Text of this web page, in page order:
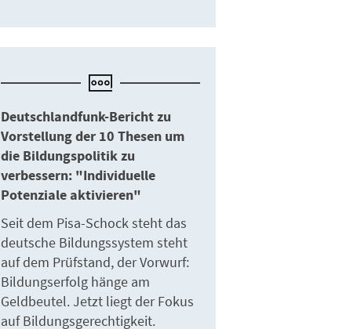
Deutschlandfunk-Bericht zu
Vorstellung der 10 Thesen um
die Bildungspolitik zu
verbessern: "Individuelle
Potenziale aktivieren"
Seit dem Pisa-Schock steht das
deutsche Bildungssystem steht
auf dem Prüfstand, der Vorwurf:
Bildungserfolg hänge am
Geldbeutel. Jetzt liegt der Fokus
auf Bildungsgerechtigkeit.